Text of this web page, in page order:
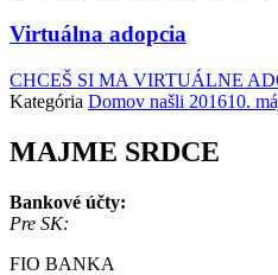
Virtuálna adopcia
CHCEŠ SI MA VIRTUÁLNE
Kategória Domov našli 201610.
MAJME SRDCE
Bankové účty:
Pre SK:
FIO BANKA